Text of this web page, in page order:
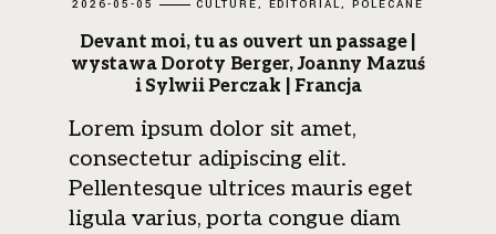
2026-05-05 CULTURE EDITORIAL POLECANE
Devant moi, tu as ouvert un passage |
wystawa Doroty Berger, Joanny Mazuś
i Sylwii Perczak | Francja
Lorem ipsum dolor sit amet,
consectetur adipiscing elit.
Pellentesque ultrices mauris eget
ligula varius, porta congue diam